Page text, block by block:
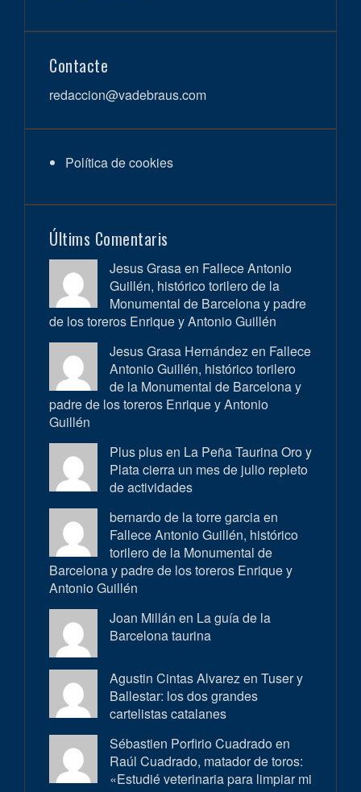
Contacte
redaccion@vadebraus.com
Política de cookies
Últims Comentaris
Jesus Grasa en Fallece Antonio
Guillén, histórico torilero de la
Monumental de Barcelona y padre
de los toreros Enrique y Antonio Guillén
Jesus Grasa Hernández en Fallece
Antonio Guillén, histórico torilero
de la Monumental de Barcelona y
padre de los toreros Enrique y Antonio
Guillén
Plus plus en La Peña Taurina Oro y
Plata cierra un mes de julio repleto
de actividades
bernardo de la torre garcia en
Fallece Antonio Guillén, histórico
torilero de la Monumental de
Barcelona y padre de los toreros Enrique y
Antonio Guillén
Joan Millán en La guía de la
Barcelona taurina
Agustin Cintas Alvarez en Tuser y
Ballestar: los dos grandes
cartelistas catalanes
Sébastien Porfirio Cuadrado en
Raúl Cuadrado, matador de toros:
«Estudié veterinaria para limpiar mi